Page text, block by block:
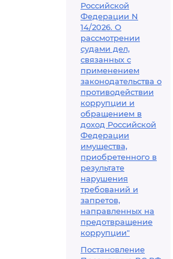
Российской
Федерации N
14/2026. О
рассмотрении
судами дел,
связанных с
применением
законодательства о
противодействии
коррупции и
обращением в
доход Российской
Федерации
имущества,
приобретенного в
результате
нарушения
требований и
запретов,
направленных на
предотвращение
коррупции"
Постановление